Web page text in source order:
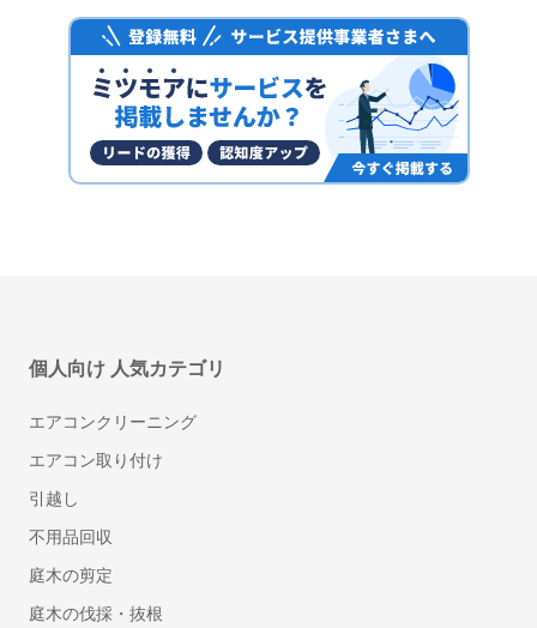
4.0 （1件）
TOKIUM電子帳簿保存
株式会社TOKIUM
個人向け 人気カテゴリ
エアコンクリーニング
エアコン取り付け
引越し
不用品回収
庭木の剪定
庭木の伐採・抜根